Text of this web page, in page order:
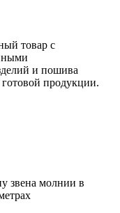
товар с
и пошива
продукции.
звена молнии в